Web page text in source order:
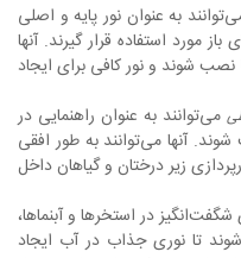
به عنوان نور پایه و اصلی
مورد استفاده قرار گیرند. آنها
نصب شوند و نور کافی برای ایجاد
می‌توانند به عنوان راهنمایی در
آنها می‌توانند به طور افقی
زیر درختان و گیاهان داخل
در استخرها و آبنماها،
تا نوری جذاب در آب ایجاد